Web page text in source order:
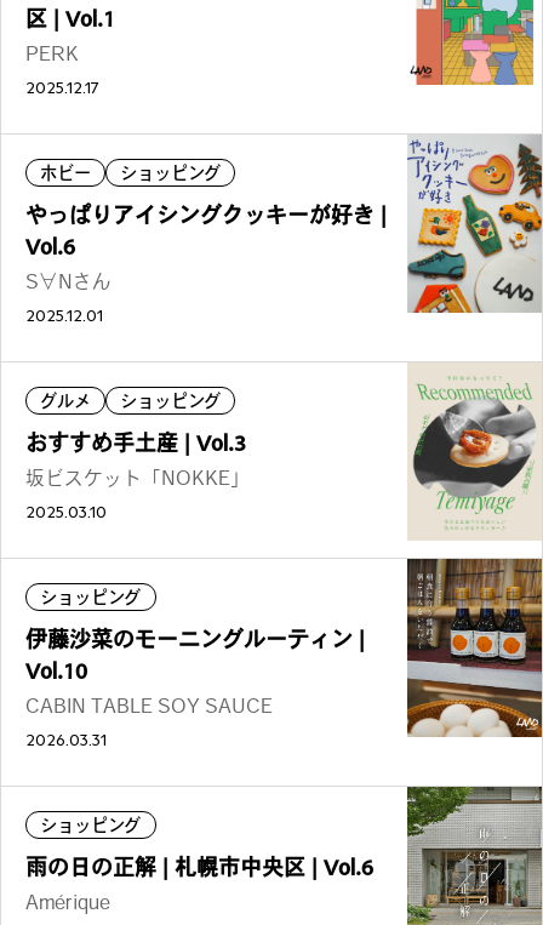
区 | Vol.1
PERK
2025.12.17
ホビー ショッピング
やっぱりアイシングクッキーが好き |
Vol.6
S∀Nさん
2025.12.01
グルメ ショッピング
おすすめ手土産 | Vol.3
坂ビスケット「NOKKE」
2025.03.10
ショッピング
伊藤沙菜のモーニングルーティン |
Vol.10
CABIN TABLE SOY SAUCE
2026.03.31
ショッピング
雨の日の正解 | 札幌市中央区 | Vol.6
Amérique